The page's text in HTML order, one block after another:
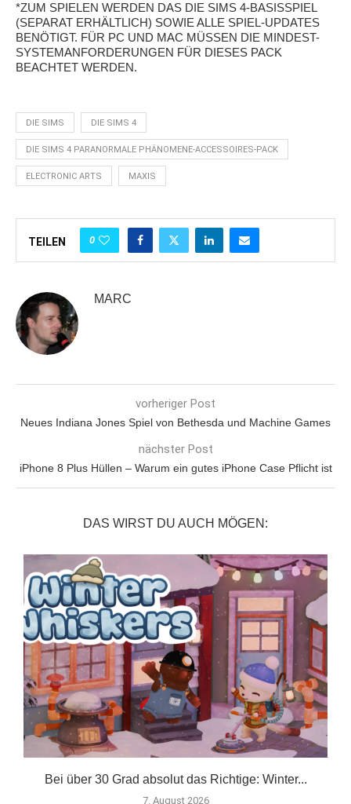
*ZUM SPIELEN WERDEN DAS DIE SIMS 4-BASISSPIEL
(SEPARAT ERHÄLTLICH) SOWIE ALLE SPIEL-UPDATES
BENÖTIGT. FÜR PC UND MAC MÜSSEN DIE MINDEST-
SYSTEMANFORDERUNGEN FÜR DIESES PACK
BEACHTET WERDEN.
DIE SIMS DIE SIMS 4
DIE SIMS 4 PARANORMALE PHÄNOMENE-ACCESSOIRES-PACK
ELECTRONIC ARTS MAXIS
TEILEN 0
MARC
vorheriger Post
Neues Indiana Jones Spiel von Bethesda und Machine Games
nächster Post
iPhone 8 Plus Hüllen – Warum ein gutes iPhone Case Pflicht ist
DAS WIRST DU AUCH MÖGEN:
Bei über 30 Grad absolut das Richtige: Winter...
7. August 2026